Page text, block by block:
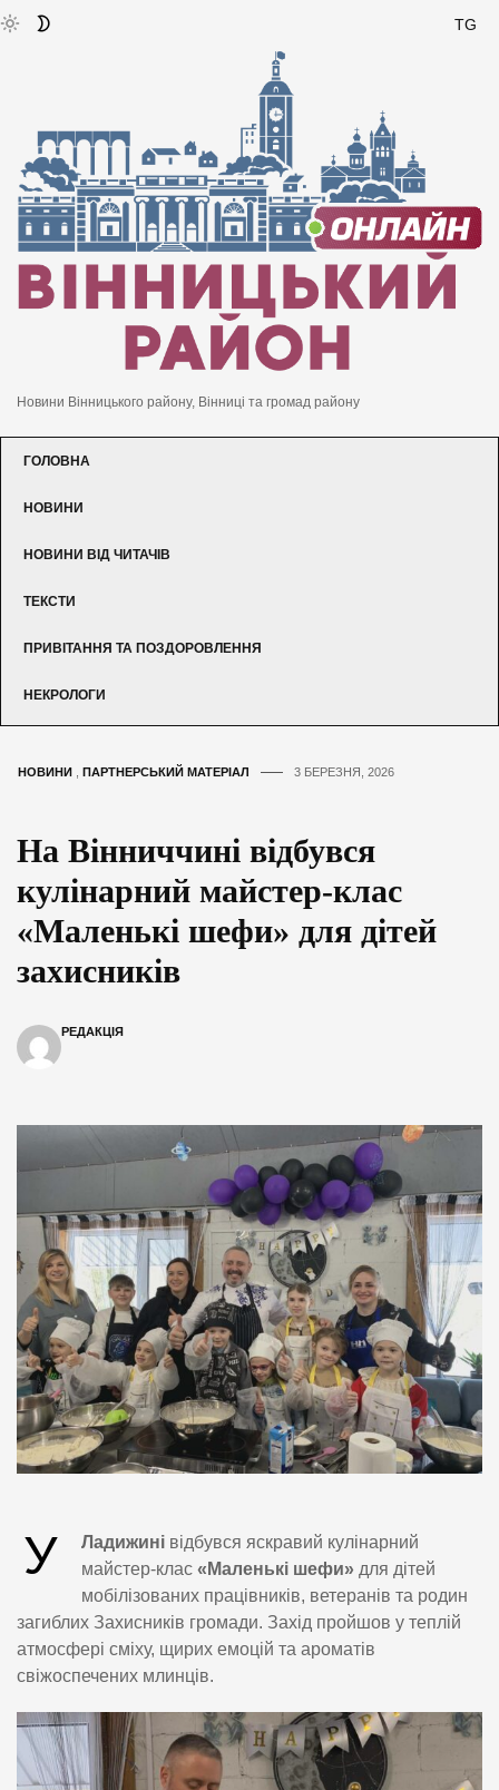
TG
Новини Вінницького району, Вінниці та громад району
ГОЛОВНА
НОВИНИ
НОВИНИ ВІД ЧИТАЧІВ
ТЕКСТИ
ПРИВІТАННЯ ТА ПОЗДОРОВЛЕННЯ
НЕКРОЛОГИ
НОВИНИ ПАРТНЕРСЬКИЙ МАТЕРІАЛ 3 БЕРЕЗНЯ, 2026
На Вінниччині відбувся
кулінарний майстер-клас
«Маленькі шефи» для дітей
захисників
РЕДАКЦІЯ
У Ладижині відбувся яскравий кулінарний
майстер-клас «Маленькі шефи» для дітей
мобілізованих працівників, ветеранів та родин
загиблих Захисників громади. Захід пройшов у теплій
атмосфері сміху, щирих емоцій та ароматів
свіжоспечених млинців.